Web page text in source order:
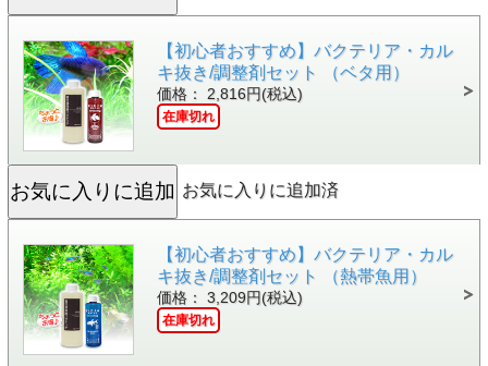
【初心者おすすめ】バクテリア・カル
キ抜き/調整剤セット （ベタ用）
価格： 2,816円(税込)
在庫切れ
お気に入りに追加済
【初心者おすすめ】バクテリア・カル
キ抜き/調整剤セット （熱帯魚用）
価格： 3,209円(税込)
在庫切れ